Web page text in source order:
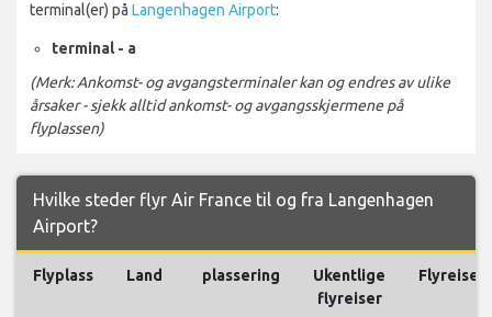
terminal(er) på Langenhagen Airport:
terminal - a
(Merk: Ankomst- og avgangsterminaler kan og endres av ulike
årsaker - sjekk alltid ankomst- og avgangsskjermene på
flyplassen)
Hvilke steder flyr Air France til og fra Langenhagen
Airport?
Flyplass Land plassering
Ukentlige
flyreiser
Flyreiser